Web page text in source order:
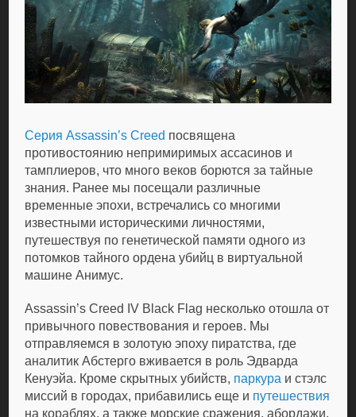
Серия Assassin’s Creed посвящена
противостоянию непримиримых ассасинов и
тамплиеров, что много веков борются за тайные
знания. Ранее мы посещали различные
временные эпохи, встречались со многими
известными историческими личностями,
путешествуя по генетической памяти одного из
потомков тайного ордена убийц в виртуальной
машине Анимус.
Assassin’s Creed IV Black Flag несколько отошла от
привычного повествования и героев. Мы
отправляемся в золотую эпоху пиратства, где
аналитик Абстерго вживается в роль Эдварда
Кенуэйа. Кроме скрытных убийств, паркура и стэлс
миссий в городах, прибавились еще и путешествия
на кораблях, а также морские сражения, абордажи,